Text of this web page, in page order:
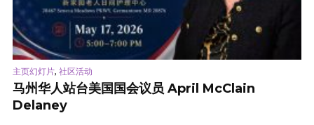
主页幻灯片, 社区活动
马州华人站台美国国会议员 April McClain
Delaney